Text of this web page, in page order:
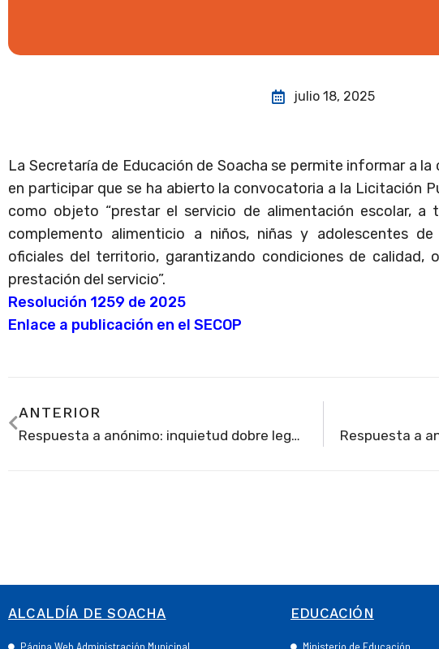
julio 18, 2025
La Secretaría de Educación de Soacha se permite informar a
en participar que se ha abierto la convocatoria a la Licitación
como objeto “prestar el servicio de alimentación escolar, a
complemento alimenticio a niños, niñas y adolescentes
oficiales del territorio, garantizando condiciones de calidad,
prestación del servicio”.
Resolución 1259 de 2025
Enlace a publicación en el SECOP
ANTERIOR
Respuesta a anónimo: inquietud dobre legalización de establecimiento educativo
ALCALDÍA DE SOACHA EDUCACIÓN